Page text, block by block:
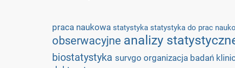
praca naukowa statystyka statystyka do prac
obserwacyjne analizy
biostatystyka survgo organizacja badań